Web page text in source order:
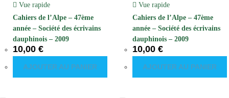
Vue rapide
Cahiers de l’Alpe – 47ème
année – Société des écrivains
dauphinois – 2009
10,00 €
AJOUTER AU PANIER
Vue rapide
Cahiers de l’Alpe – 47ème
année – Société des écrivains
dauphinois – 2009
10,00 €
AJOUTER AU PANIER